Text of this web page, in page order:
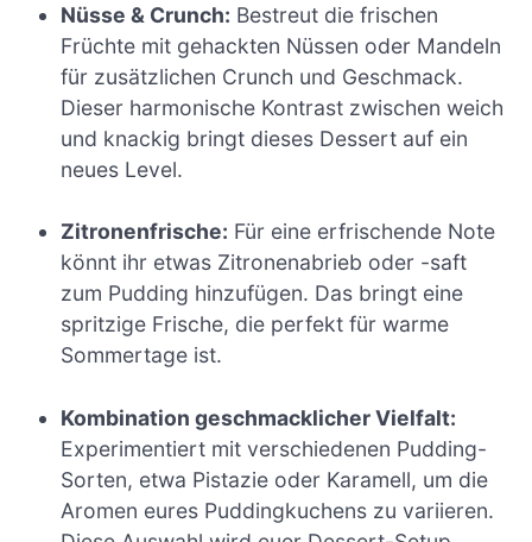
Nüsse & Crunch: Bestreut die frischen
Früchte mit gehackten Nüssen oder Mandeln
für zusätzlichen Crunch und Geschmack.
Dieser harmonische Kontrast zwischen weich
und knackig bringt dieses Dessert auf ein
neues Level.
Zitronenfrische: Für eine erfrischende Note
könnt ihr etwas Zitronenabrieb oder -saft
zum Pudding hinzufügen. Das bringt eine
spritzige Frische, die perfekt für warme
Sommertage ist.
Kombination geschmacklicher Vielfalt:
Experimentiert mit verschiedenen Pudding-
Sorten, etwa Pistazie oder Karamell, um die
Aromen eures Puddingkuchens zu variieren.